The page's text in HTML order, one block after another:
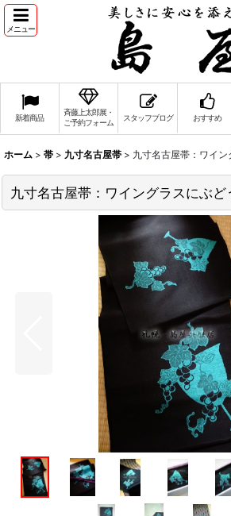
メニュー
新着商品
斉藤上太郎展・
ご予約フォーム
スタッフブログ おすすめ
ホーム > 帯 > 九寸名古屋帯 > 九寸名古屋帯：ワイン
九寸名古屋帯：ワイングラスにぶど